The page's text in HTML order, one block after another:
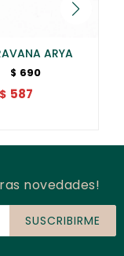
ARYA
$ 690
$ 587
novedades!
SUSCRIBIRME